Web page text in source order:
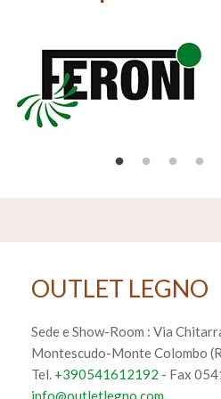
OUTLET LEGNO
Sede e Show-Room : Via
Montescudo-Monte Colombo
Tel. +390541612192 - Fax
info@outletlegno.com